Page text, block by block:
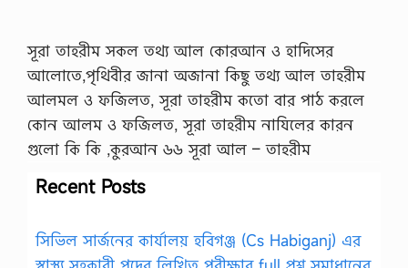
সূরা তাহরীম সকল তথ্য আল কোরআন ও হাদিসের
আলোতে,পৃথিবীর জানা অজানা কিছু তথ্য আল তাহরীম
আলমল ও ফজিলত, সূরা তাহরীম কতো বার পাঠ করলে
কোন আলম ও ফজিলত, সূরা তাহরীম নাযিলের কারন
গুলো কি কি ,কুরআন ৬৬ সূরা আল – তাহরীম
Recent Posts
সিভিল সার্জনের কার্যালয় হবিগঞ্জ (Cs Habiganj) এর